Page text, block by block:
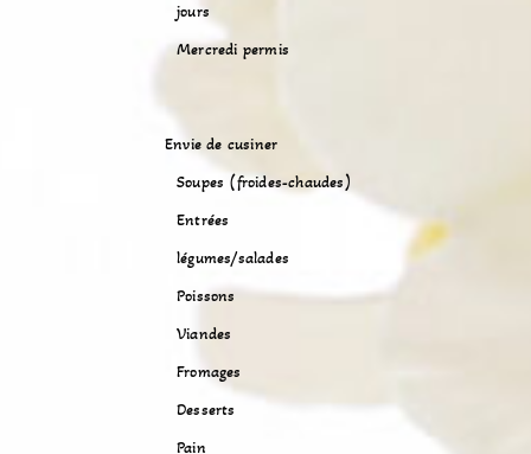
jours
Mercredi permis
Envie de cusiner
Soupes (froides-chaudes)
Entrées
légumes/salades
Poissons
Viandes
Fromages
Desserts
Pain